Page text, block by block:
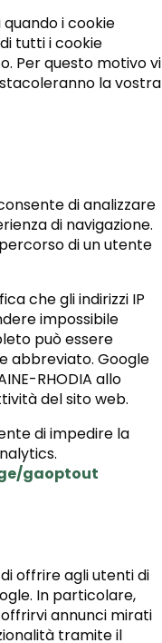
i cookie
tutti i cookie
Per questo motivo vi
la vostra
di analizzare
di navigazione.
di un utente
che gli indirizzi IP
impossibile
può essere
abbreviato. Google
RHODIA allo
del sito web.
di impedire la
gaoptout
offrire agli utenti di
In particolare,
annunci mirati
tramite il